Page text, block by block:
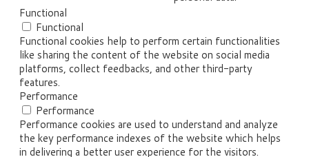
Functional
Functional
Functional cookies help to perform certain functionalities
like sharing the content of the website on social media
platforms, collect feedbacks, and other third-party
features.
Performance
Performance
Performance cookies are used to understand and analyze
the key performance indexes of the website which helps
in delivering a better user experience for the visitors.